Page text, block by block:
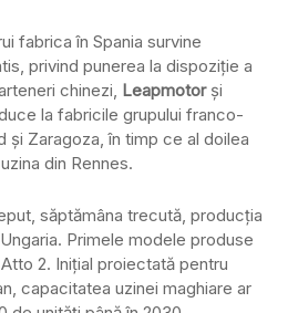
fabrica în Spania survine
privind punerea la dispoziție a
chinezi, Leapmotorși
la fabricile grupului franco-
și Zaragoza, în timp ce al doilea
din Rennes.
săptămâna trecută, producția
Primele modele produse
2. Inițial proiectată pentru
capacitatea uzinei maghiare ar